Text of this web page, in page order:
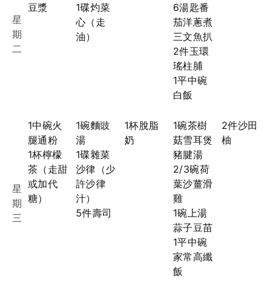
星
期
二
豆漿
1碟灼菜
心（走
油）
6湯匙番
茄洋蔥煮
三文魚扒
2件玉環
瑤柱脯
1平中碗
白飯
星
期
三
1中碗火
腿通粉
1杯檸檬
茶（走甜
或加代
糖）
1碗麵豉
湯
1碟雜菜
沙律（少
許沙律
汁）
5件壽司
1杯脫脂
奶
1碗茶樹
菇雪耳煲
豬腱湯
2/3碗荷
葉沙薑滑
雞
1碗上湯
蒜子豆苗
1平中碗
家常高纖
飯
2件沙田
柚